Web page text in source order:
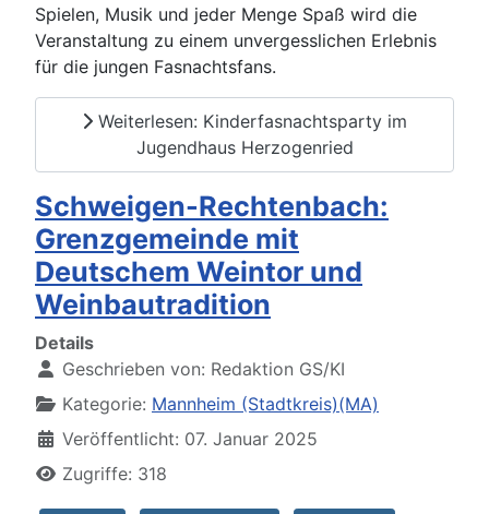
Spielen, Musik und jeder Menge Spaß wird die
Veranstaltung zu einem unvergesslichen Erlebnis
für die jungen Fasnachtsfans.
Weiterlesen: Kinderfasnachtsparty im
Jugendhaus Herzogenried
Schweigen-Rechtenbach:
Grenzgemeinde mit
Deutschem Weintor und
Weinbautradition
Details
Geschrieben von: Redaktion GS/KI
Kategorie: Mannheim (Stadtkreis)(MA)
Veröffentlicht: 07. Januar 2025
Zugriffe: 318